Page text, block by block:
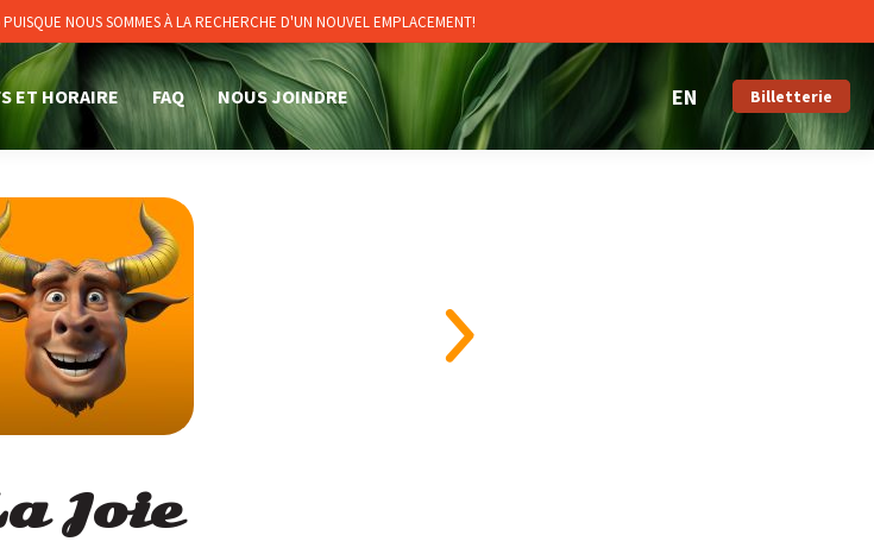
NOUS SOMMES À LA RECHERCHE D'UN NOUVEL EMPLACEMENT!
ET HORAIRE FAQ NOUS JOINDRE Billetterie
Joie